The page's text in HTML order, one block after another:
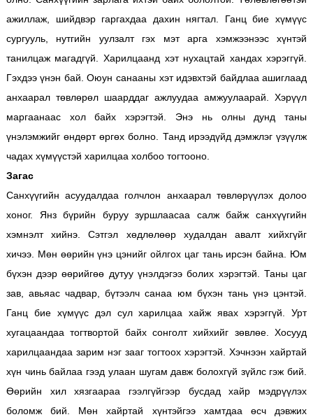
ажиллаж, шийдвэр гаргахдаа дахин нягтал. Ганц бие хүмүүс
сургууль, нутгийн уулзалт гэх мэт арга хэмжээнээс хүнтэй
танилцаж магадгүй. Харилцаанд хэт нухацтай хандах хэрэггүй.
Гэхдээ үнэн бай. Оюун санааны хэт идэвхтэй байдлаа ашиглаад
анхаарал төвлөрөл шаарддаг ажлуудаа амжуулаарай. Хэрүүл
маргаанаас хол байх хэрэгтэй. Энэ нь олны дунд таны
үнэлэмжийг өндөрт өргөх болно. Танд ирээдүйд дэмжлэг үзүүлж
чадах хүмүүстэй харилцаа холбоо тогтооно.
Загас
Санхүүгийн асуудалдаа голчлон анхаарал төвлөрүүлэх долоо
хоног. Янз бүрийн буруу зуршлаасаа салж байж санхүүгийн
хэмнэлт хийнэ. Сэтгэл хөдлөлөөр худалдан авалт хийхгүйг
хичээ. Мөн өөрийн үнэ цэнийг ойлгох цаг тань ирсэн байна. Юм
бүхэн дээр өөрийгөө дутуу үнэлдэгээ болих хэрэгтэй. Таны цаг
зав, авьяас чадвар, бүтээлч санаа юм бүхэн тань үнэ цэнтэй.
Ганц бие хүмүүс дэл сул харилцаа хайж явах хэрэггүй. Урт
хугацаандаа тогтвортой байх сонголт хийхийг зөвлөе. Хосууд
харилцаандаа зарим нэг зааг тогтоох хэрэгтэй. Хэчнээн хайртай
хүн чинь байлаа гээд улаан шугам давж болохгүй зүйлс гэж бий.
Өөрийн хил хязгаараа гээлгүйгээр бусдад хайр мэдрүүлэх
боломж бий. Мөн хайртай хүнтэйгээ хамтдаа өсч дэвжих